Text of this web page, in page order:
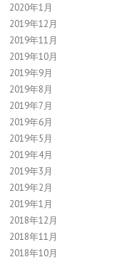
2020年1月
2019年12月
2019年11月
2019年10月
2019年9月
2019年8月
2019年7月
2019年6月
2019年5月
2019年4月
2019年3月
2019年2月
2019年1月
2018年12月
2018年11月
2018年10月